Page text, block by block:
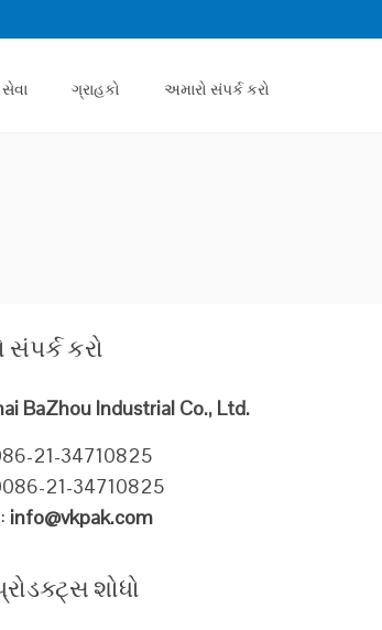
સેવા ગ્રાહકો અમારો સંપર્ક કરો
સંપર્ક કરો
BaZhou Industrial Co., Ltd.
21-34710825
21-34710825
info@vkpak.com
શોધો